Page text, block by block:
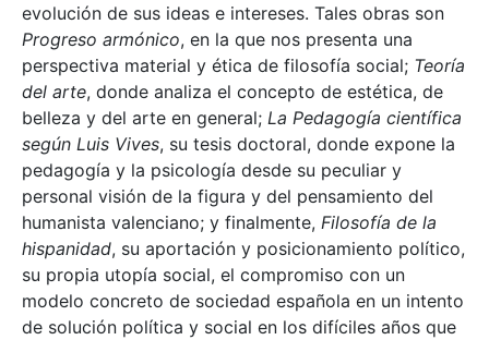
evolución de sus ideas e intereses. Tales obras son
Progreso armónico, en la que nos presenta una
perspectiva material y ética de filosofía social; Teoría
del arte, donde analiza el concepto de estética, de
belleza y del arte en general; La Pedagogía científica
según Luis Vives, su tesis doctoral, donde expone la
pedagogía y la psicología desde su peculiar y
personal visión de la figura y del pensamiento del
humanista valenciano; y finalmente, Filosofía de la
hispanidad, su aportación y posicionamiento político,
su propia utopía social, el compromiso con un
modelo concreto de sociedad española en un intento
de solución política y social en los difíciles años que